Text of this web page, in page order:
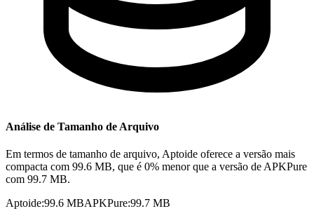
Análise de Tamanho de Arquivo
Em termos de tamanho de arquivo, Aptoide oferece a versão mais
compacta com 99.6 MB, que é 0% menor que a versão de APKPure
com 99.7 MB.
Aptoide:99.6 MBAPKPure:99.7 MB